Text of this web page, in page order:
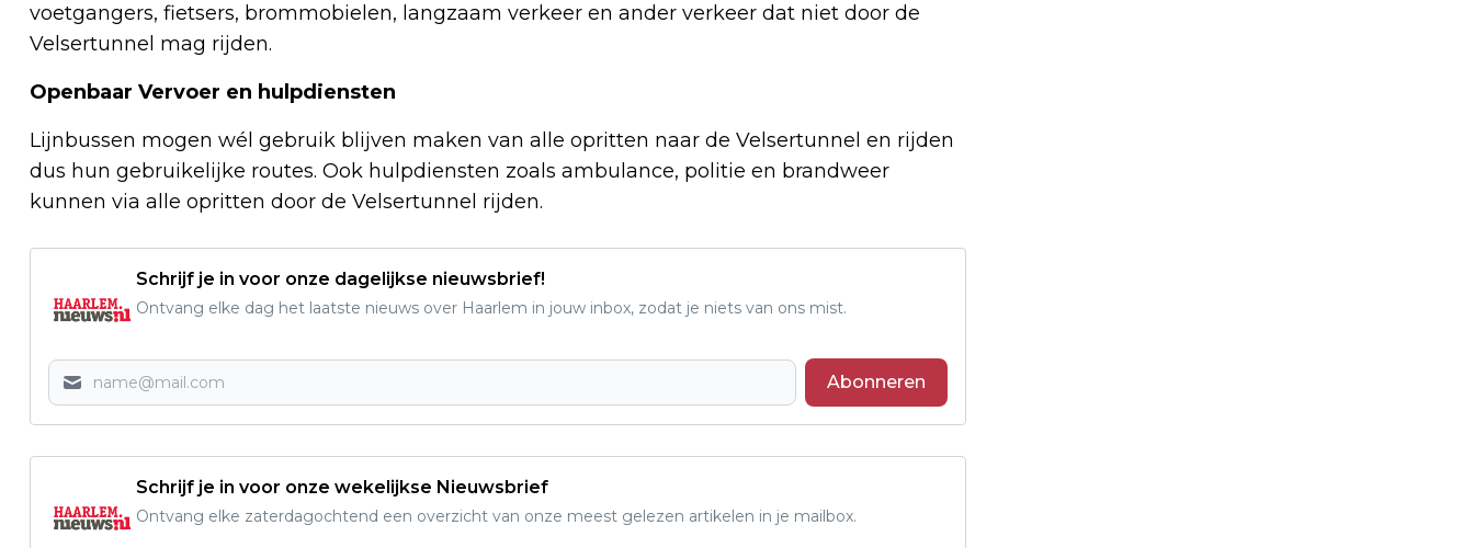
voetgangers, fietsers, brommobielen, langzaam verkeer en ander verkeer dat niet door de
Velsertunnel mag rijden.
Openbaar Vervoer en hulpdiensten
Lijnbussen mogen wél gebruik blijven maken van alle opritten naar de Velsertunnel en rijden
dus hun gebruikelijke routes. Ook hulpdiensten zoals ambulance, politie en brandweer
kunnen via alle opritten door de Velsertunnel rijden.
Schrijf je in voor onze dagelijkse nieuwsbrief!
Ontvang elke dag het laatste nieuws over Haarlem in jouw inbox, zodat je niets van ons mist.
Abonneren
Schrijf je in voor onze wekelijkse Nieuwsbrief
Ontvang elke zaterdagochtend een overzicht van onze meest gelezen artikelen in je mailbox.